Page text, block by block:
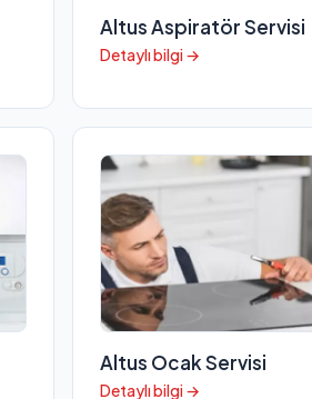
Altus Aspiratör Servisi
Detaylı bilgi →
Altus Ocak Servisi
Detaylı bilgi →